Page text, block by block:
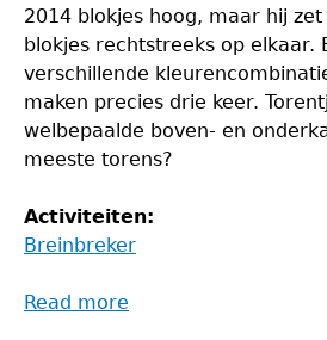
2014 blokjes hoog, maar hij
blokjes rechtstreeks op elkaar.
verschillende
maken precies drie keer.
welbepaalde boven- en
meeste torens?
Activiteiten:
Breinbreker
Read more